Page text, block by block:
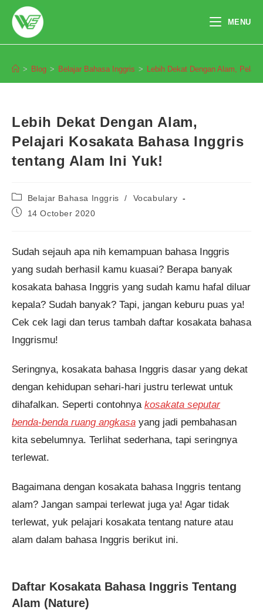
content
MENU
> Blog > Belajar Bahasa Inggris > Lebih Dekat Dengan Alam,
Lebih Dekat Dengan Alam,
Pelajari Kosakata Bahasa Inggris
tentang Alam Ini Yuk!
Post
category:
Belajar Bahasa Inggris /
Vocabulary
Post14 October 2020
Sudah sejauh apa nih kemampuan bahasa Inggris
yang sudah berhasil kamu kuasai? Berapa banyak
kosakata bahasa Inggris yang sudah kamu hafal diluar
kepala? Sudah banyak? Tapi, jangan keburu puas ya!
Cek cek lagi dan terus tambah daftar kosakata bahasa
Inggrismu!
Seringnya, kosakata bahasa Inggris dasar yang dekat
dengan kehidupan sehari-hari justru terlewat untuk
dihafalkan. Seperti contohnya kosakata seputar
benda-benda ruang angkasa yang jadi pembahasan
kita sebelumnya. Terlihat sederhana, tapi seringnya
terlewat.
Bagaimana dengan kosakata bahasa Inggris tentang
alam? Jangan sampai terlewat juga ya! Agar tidak
terlewat, yuk pelajari kosakata tentang nature atau
alam dalam bahasa Inggris berikut ini.
Daftar Kosakata Bahasa Inggris Tentang
Alam (Nature)
Pendaftaran
Merisa Deanova dari Denpasar
melakukan pendaftaran program